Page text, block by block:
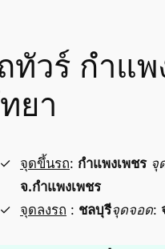
ทัวร์ กำแพ
ยา
จุดขึ้นรถ: กำแพงเพชร จุ
จ.กำแพงเพชร
จุดลงรถ : ชลบุรีจุดจอด: